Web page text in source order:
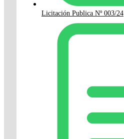
Licitación Publica Nº 003/24